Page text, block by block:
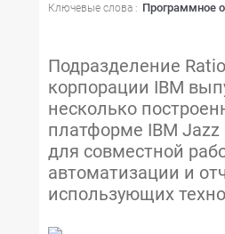
Ключевые слова : Программное
Подразделение
корпорации IBM
несколько
платформе IBM
для совместной
автоматизации и
использующих